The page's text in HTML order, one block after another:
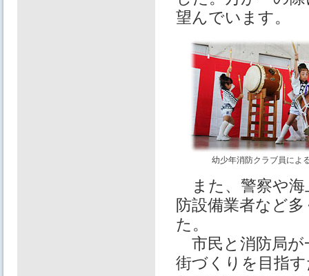
望んでいます。
幼少年消防クラブ員によ
また、警察や海
防設備業者など
た。
市民と消防局が
街づくりを目指